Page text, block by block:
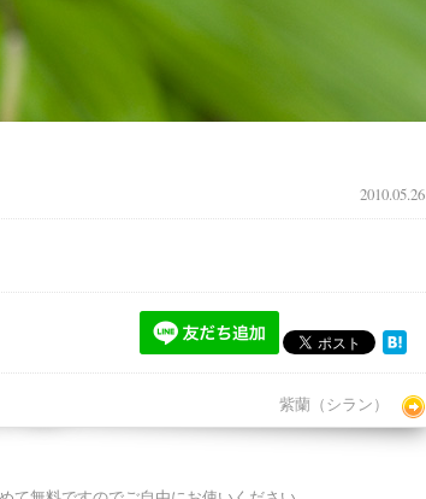
2010.05.26
紫蘭（シラン）